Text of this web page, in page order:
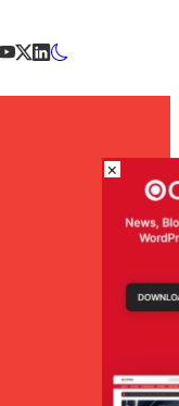
×